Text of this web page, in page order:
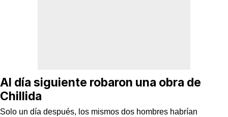
Al día siguiente robaron una obra de
Chillida
Solo un día después, los mismos dos hombres habrían